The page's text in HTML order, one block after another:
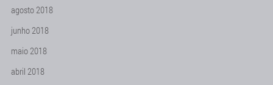
agosto 2018
junho 2018
maio 2018
abril 2018